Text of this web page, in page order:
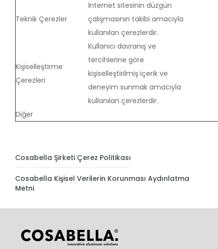
Teknik Çerezler
İnternet sitesinin düzgün
çalışmasının takibi amacıyla
kullanılan çerezlerdir.
Kişiselleştirme
Çerezleri
Kullanıcı davranış ve
tercihlerine göre
kişiselleştirilmiş içerik ve
deneyim sunmak amacıyla
kullanılan çerezlerdir.
Diğer
Cosabella Şirketi Çerez Politikası
Cosabella Kişisel Verilerin Korunması Aydınlatma
Metni